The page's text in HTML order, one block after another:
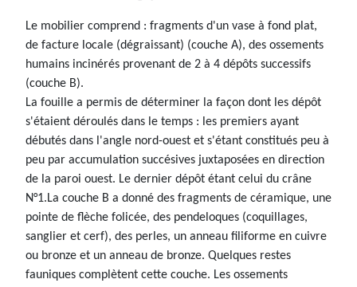
Le mobilier comprend : fragments d'un vase à fond plat,
de facture locale (dégraissant) (couche A), des ossements
humains incinérés provenant de 2 à 4 dépôts successifs
(couche B).
La fouille a permis de déterminer la façon dont les dépôt
s'étaient déroulés dans le temps : les premiers ayant
débutés dans l'angle nord-ouest et s'étant constitués peu à
peu par accumulation succésives juxtaposées en direction
de la paroi ouest. Le dernier dépôt étant celui du crâne
N°1.La couche B a donné des fragments de céramique, une
pointe de flèche folicée, des pendeloques (coquillages,
sanglier et cerf), des perles, un anneau filiforme en cuivre
ou bronze et un anneau de bronze. Quelques restes
fauniques complètent cette couche. Les ossements